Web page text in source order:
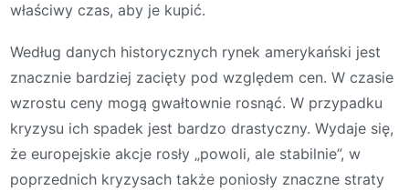
właściwy czas, aby je kupić.
Według danych historycznych rynek amerykański jest
znacznie bardziej zacięty pod względem cen. W czasie
wzrostu ceny mogą gwałtownie rosnąć. W przypadku
kryzysu ich spadek jest bardzo drastyczny. Wydaje się,
że europejskie akcje rosły „powoli, ale stabilnie”, w
poprzednich kryzysach także poniosły znaczne straty